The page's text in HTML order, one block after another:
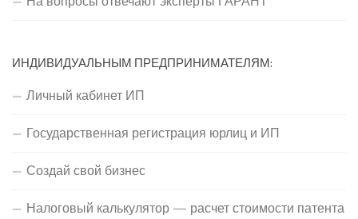
ИНДИВИДУАЛЬНЫМ ПРЕДПРИНИМАТЕЛЯМ:
Личный кабинет ИП
Государственная регистрация юрлиц и ИП
Создай свой бизнес
Налоговый калькулятор — расчет стоимости патента